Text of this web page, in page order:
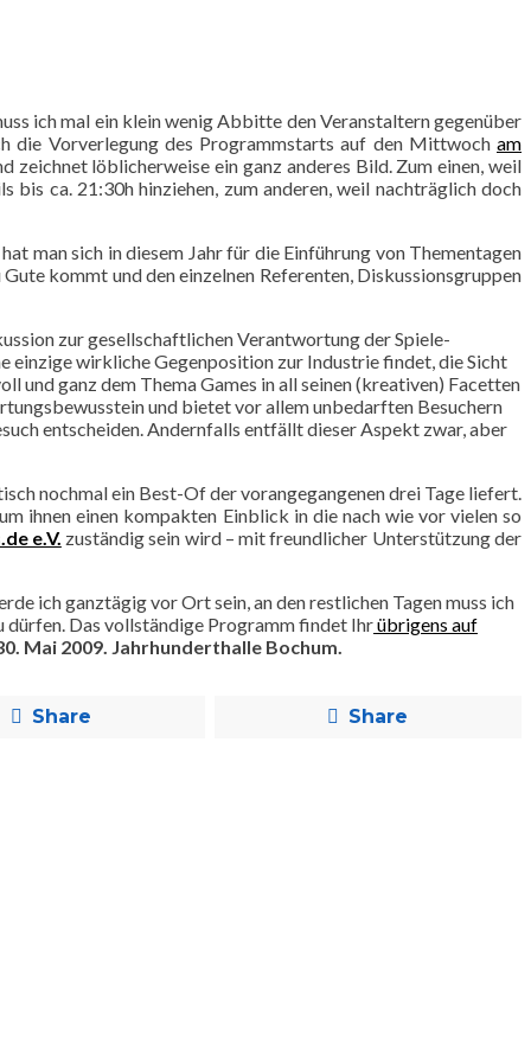
ich mal ein klein wenig Abbitte den Veranstaltern gegenüber
die Vorverlegung des Programmstarts auf den Mittwoch am
löblicherweise ein ganz anderes Bild. Zum einen, weil
ca. 21:30h hinziehen, zum anderen, weil nachträglich doch
man sich in diesem Jahr für die Einführung von Thementagen
kommt und den einzelnen Referenten, Diskussionsgruppen
zur gesellschaftlichen Verantwortung der Spiele-
einzige wirkliche Gegenposition zur Industrie findet, die Sicht
und ganz dem Thema Games in all seinen (kreativen) Facetten
und bietet vor allem unbedarften Besuchern
entscheiden. Andernfalls entfällt dieser Aspekt zwar, aber
nochmal ein Best-Of der vorangegangenen drei Tage liefert.
ihnen einen kompakten Einblick in die nach wie vor vielen so
e.V. zuständig sein wird – mit freundlicher Unterstützung der
ich ganztägig vor Ort sein, an den restlichen Tagen muss ich
dürfen. Das vollständige Programm findet Ihrübrigens auf
Mai 2009. Jahrhunderthalle Bochum.
Share Share